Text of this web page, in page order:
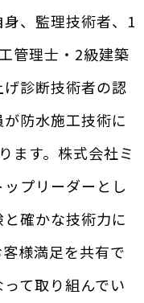
、監理技術者、1
管理士・2級建築
診断技術者の認
防水施工技術に
ます。株式会社ミ
プリーダーとし
確かな技術力に
様満足を共有で
て取り組んでい